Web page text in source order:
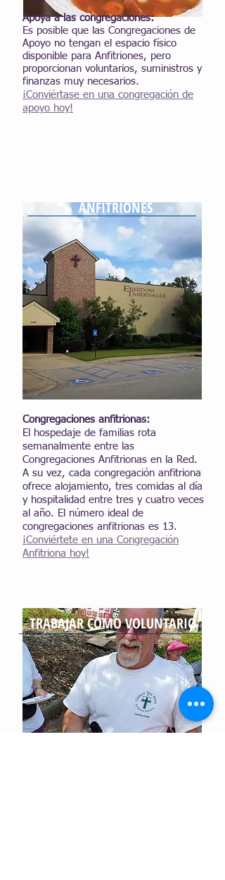
Apoya a las congregaciones:
Es posible que las Congregaciones de
Apoyo no tengan el espacio físico
disponible para Anfitriones, pero
proporcionan voluntarios, suministros y
finanzas muy necesarios.
¡Conviértase en una congregación de
apoyo hoy!
Congregaciones anfitrionas:
El hospedaje de familias rota
semanalmente entre las
Congregaciones Anfitrionas en la Red.
A su vez, cada congregación anfitriona
ofrece alojamiento, tres comidas al día
y hospitalidad entre tres y cuatro veces
al año. El número ideal de
congregaciones anfitrionas es 13.
¡Conviértete en una Congregación
Anfitriona hoy!
ANFITRIONES
TRABAJAR COMO VOLUNTARIO